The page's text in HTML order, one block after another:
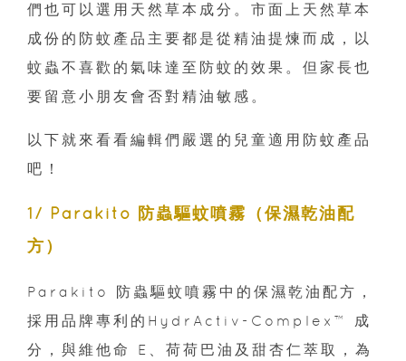
們也可以選用天然草本成分。市面上天然草本
成份的防蚊產品主要都是從精油提煉而成，以
蚊蟲不喜歡的氣味達至防蚊的效果。但家長也
要留意小朋友會否對精油敏感。
以下就來看看編輯們嚴選的兒童適用防蚊產品
吧！
1/ Parakito 防蟲驅蚊噴霧（保濕乾油配
方）
Parakito 防蟲驅蚊噴霧中的保濕乾油配方，
採用品牌專利的HydrActiv-Complex™ 成
分，與維他命 E、荷荷巴油及甜杏仁萃取，為